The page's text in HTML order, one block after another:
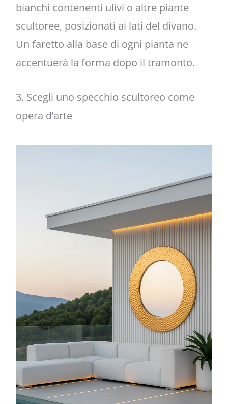
bianchi contenenti ulivi o altre piante
scultoree, posizionati ai lati del divano.
Un faretto alla base di ogni pianta ne
accentuerà la forma dopo il tramonto.
3. Scegli uno specchio scultoreo come
opera d’arte